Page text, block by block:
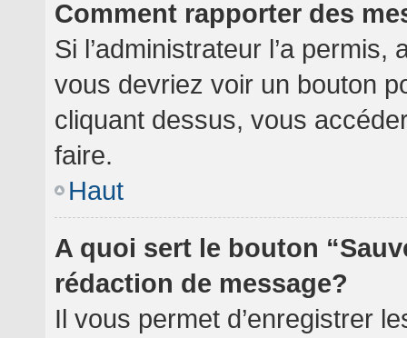
Comment rapporter des
Si l’administrateur l’a
vous devriez voir un bouton
cliquant dessus, vous
faire.
Haut
A quoi sert le bouton
rédaction de message?
Il vous permet d’enregistrer